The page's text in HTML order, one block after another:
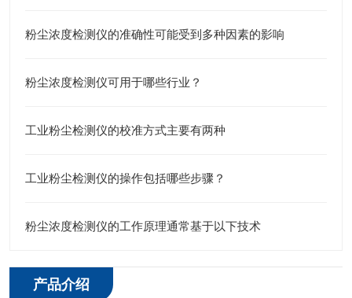
粉尘浓度检测仪的准确性可能受到多种因素的影响
粉尘浓度检测仪可用于哪些行业？
工业粉尘检测仪的校准方式主要有两种
工业粉尘检测仪的操作包括哪些步骤？
粉尘浓度检测仪的工作原理通常基于以下技术
产品介绍